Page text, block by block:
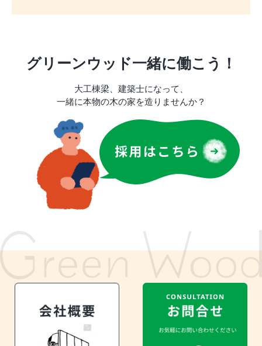
グリーンウッド一緒に働こう！
大工棟梁、建築士になって、
一緒に本物の木の家を造りませんか？